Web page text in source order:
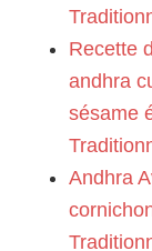
Recette
andhra
sésame
Andhra